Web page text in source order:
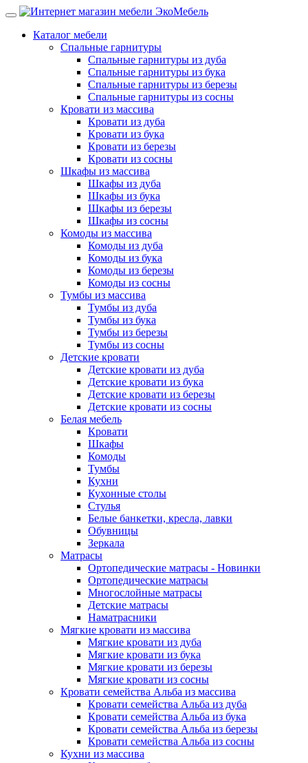
Каталог мебели
Спальные гарнитуры
Спальные гарнитуры из дуба
Спальные гарнитуры из бука
Спальные гарнитуры из березы
Спальные гарнитуры из сосны
Кровати из массива
Кровати из дуба
Кровати из бука
Кровати из березы
Кровати из сосны
Шкафы из массива
Шкафы из дуба
Шкафы из бука
Шкафы из березы
Шкафы из сосны
Комоды из массива
Комоды из дуба
Комоды из бука
Комоды из березы
Комоды из сосны
Тумбы из массива
Тумбы из дуба
Тумбы из бука
Тумбы из березы
Тумбы из сосны
Детские кровати
Детские кровати из дуба
Детские кровати из бука
Детские кровати из березы
Детские кровати из сосны
Белая мебель
Кровати
Шкафы
Комоды
Тумбы
Кухни
Кухонные столы
Стулья
Белые банкетки, кресла, лавки
Обувницы
Зеркала
Матрасы
Ортопедические матрасы - Новинки
Ортопедические матрасы
Многослойные матрасы
Детские матрасы
Наматрасники
Мягкие кровати из массива
Мягкие кровати из дуба
Мягкие кровати из бука
Мягкие кровати из березы
Мягкие кровати из сосны
Кровати семейства Альба из массива
Кровати семейства Альба из дуба
Кровати семейства Альба из бука
Кровати семейства Альба из березы
Кровати семейства Альба из сосны
Кухни из массива